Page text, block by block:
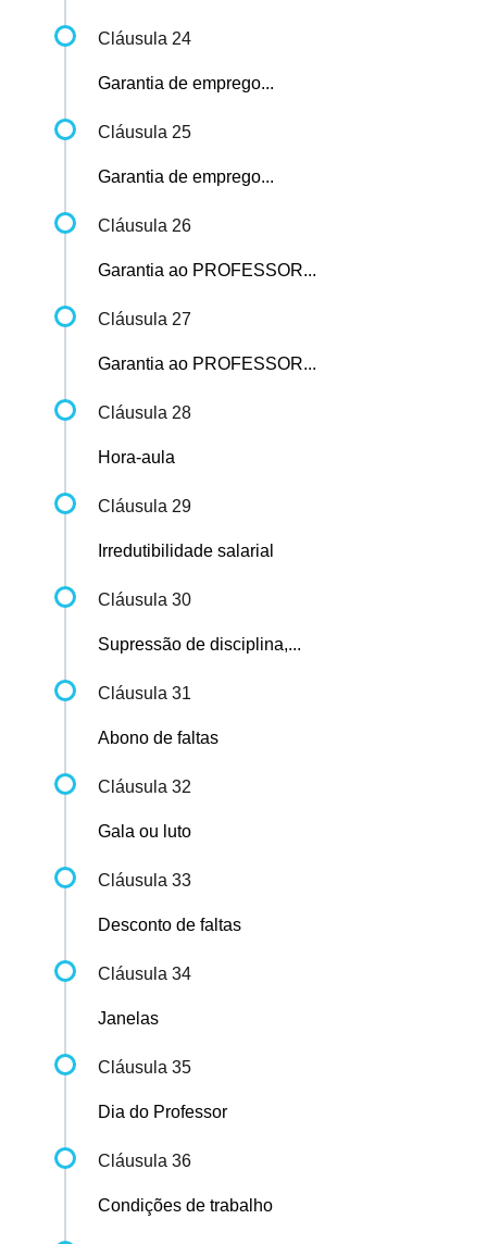
Cláusula 24
Garantia de emprego...
Cláusula 25
Garantia de emprego...
Cláusula 26
Garantia ao PROFESSOR...
Cláusula 27
Garantia ao PROFESSOR...
Cláusula 28
Hora-aula
Cláusula 29
Irredutibilidade salarial
Cláusula 30
Supressão de disciplina,...
Cláusula 31
Abono de faltas
Cláusula 32
Gala ou luto
Cláusula 33
Desconto de faltas
Cláusula 34
Janelas
Cláusula 35
Dia do Professor
Cláusula 36
Condições de trabalho